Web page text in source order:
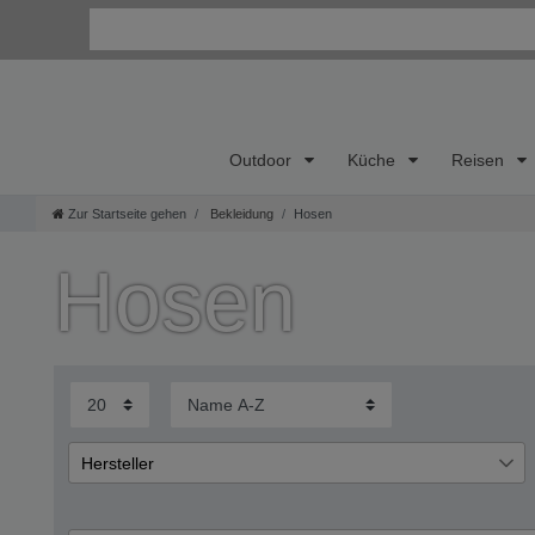
Outdoor Küche Reisen
Zur Startseite gehen Bekleidung Hosen
Hosen
Hersteller